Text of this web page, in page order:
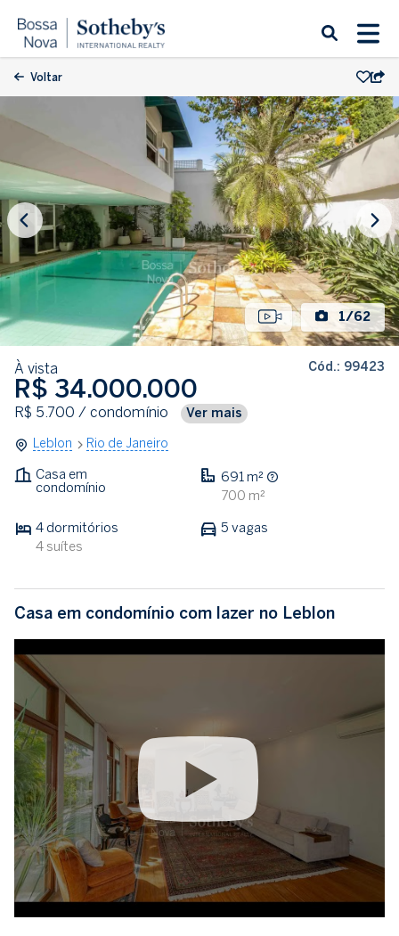
Voltar
1/62
À vista Cód.: 99423
R$ 34.000.000
R$ 5.700 / condomínio Ver mais
Leblon Rio de Janeiro
Casa em
condomínio
691 m²
700 m²
4 dormitórios
4 suítes
5 vagas
Casa em condomínio com lazer no Leblon